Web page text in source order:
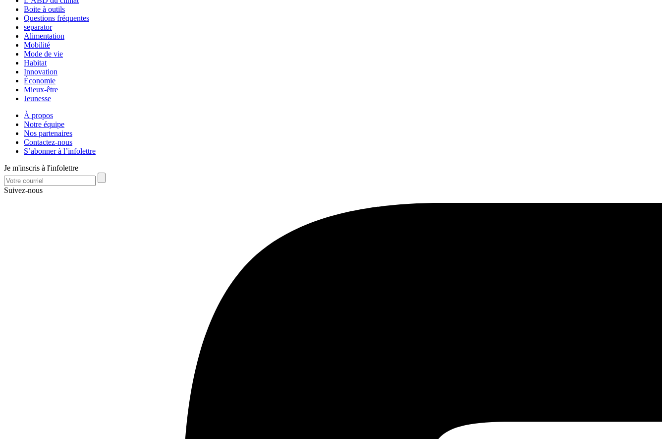
Boite à outils
Questions fréquentes
separator
Alimentation
Mobilité
Mode de vie
Habitat
Innovation
Économie
Mieux-être
Jeunesse
À propos
Notre équipe
Nos partenaires
Contactez-nous
S’abonner à l’infolettre
Je m'inscris à l'infolettre
Suivez-nous